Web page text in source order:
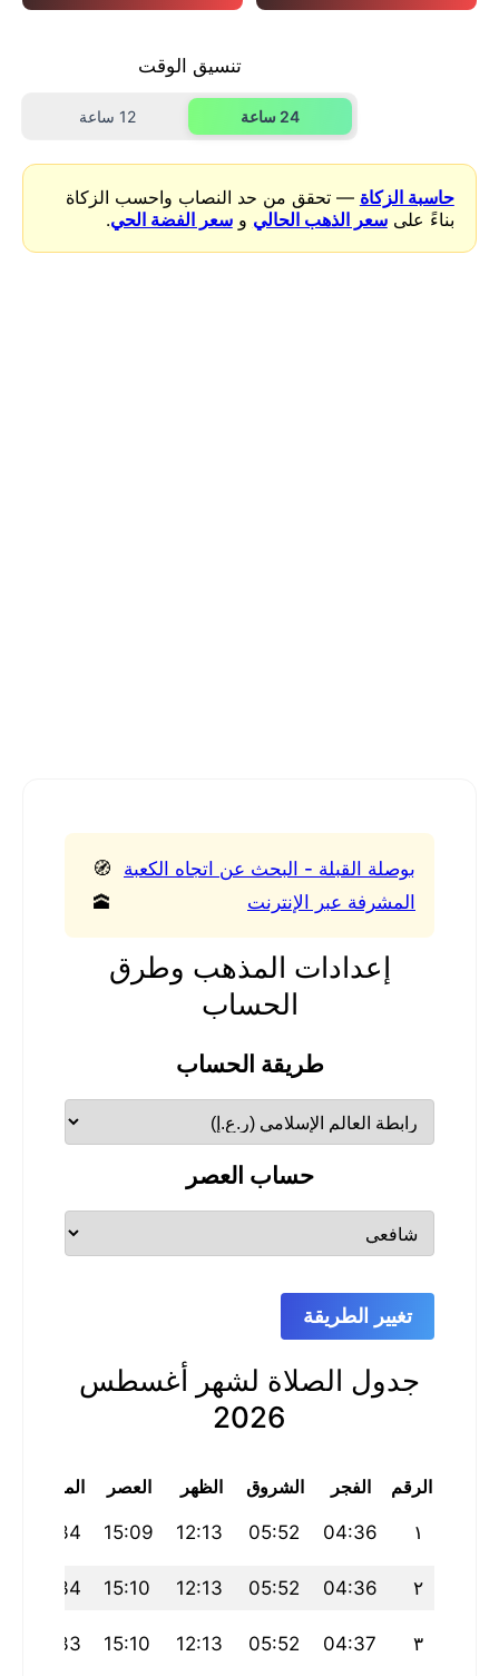
تنسيق الوقت
24 ساعة 12 ساعة
حاسبة الزكاة — تحقق من حد النصاب واحسب الزكاة
بناءً علىسعر الذهب الحالي وسعر الفضة الحي.
بوصلة القبلة - البحث عن اتجاه الكعبة
المشرفة عبر الإنترنت
🧭
🕋
إعدادات المذهب وطرق
الحساب
طريقة الحساب
حساب العصر
تغيير الطريقة
جدول الصلاة لشهر أغسطس
2026
الرقم الفجر الشروق الظهر العصر المغرب
١ 04:36
05:52
12:13
15:09
18:34
٢ 04:36
05:52
12:13
15:10
18:34
٣ 04:37
05:52
12:13
15:10
18:33